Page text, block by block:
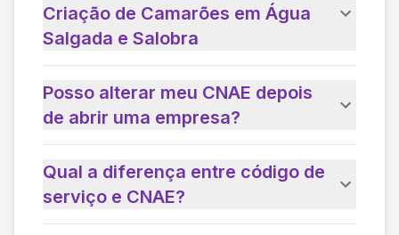
Criação de Camarões em Água
Salgada e Salobra
Posso alterar meu CNAE depois
de abrir uma empresa?
Qual a diferença entre código de
serviço e CNAE?